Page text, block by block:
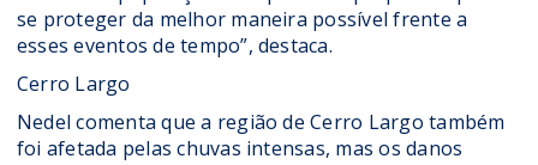
se proteger da melhor maneira possível frente a
esses eventos de tempo”, destaca.
Cerro Largo
Nedel comenta que a região de Cerro Largo também
foi afetada pelas chuvas intensas, mas os danos